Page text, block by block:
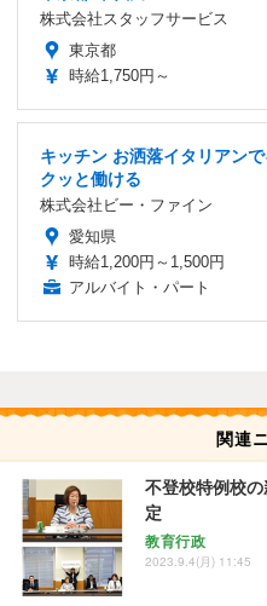
株式会社スタッフサービス
東京都
時給1,750円～
キッチン お洒落イタリアン
クッと働ける
株式会社ビー・ファイン
愛知県
時給1,200円～1,500円
アルバイト・パート
関連
不登校特例校
定
教育行政
2023.9.4(月) 11:45